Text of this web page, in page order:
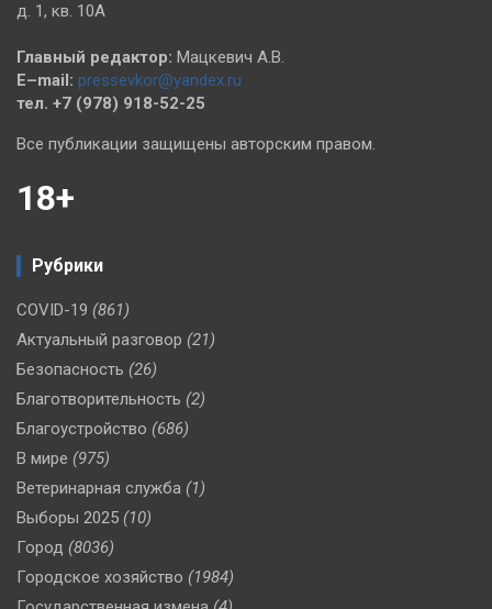
д. 1, кв. 10А
Главный редактор: Мацкевич А.В.
E–mail: pressevkor@yandex.ru
тел. +7 (978) 918-52-25
Все публикации защищены авторским правом.
18+
Рубрики
COVID-19 (861)
Актуальный разговор (21)
Безопасность (26)
Благотворительность (2)
Благоустройство (686)
В мире (975)
Ветеринарная служба (1)
Выборы 2025 (10)
Город (8036)
Городское хозяйство (1984)